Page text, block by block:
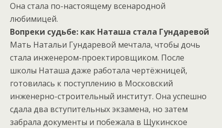
Она стала по-настоящему всенародной
любимицей.
Вопреки судьбе: как Наташа стала Гундаревой
Мать Натальи Гундаревой мечтала, чтобы дочь
стала инженером-проектировщиком. После
школы Наташа даже работала чертёжницей,
готовилась к поступлению в Московский
инженерно-строительный институт. Она успешно
сдала два вступительных экзамена, но затем
забрала документы и побежала в Щукинское